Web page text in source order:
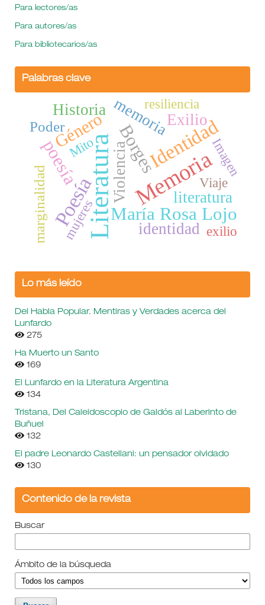
Para lectores/as
Para autores/as
Para bibliotecarios/as
Palabras clave
Literatura Memoria
Poesía
Identidad
María Rosa Lojo
Borges
poesía
Género
Violencia
memoria
Historia
Exilio
literatura
identidad
Poder
marginalidad mujeres
Viaje
Mito
exilio
resiliencia
Imagen
Lo más leído
Del Habla Popular. Mentiras y Verdades acerca del
Lunfardo
275
Ha Muerto un Santo
169
El Lunfardo en la Literatura Argentina
134
Tristana, Del Caleidoscopio de Galdós al Laberinto de
Buñuel
132
El padre Leonardo Castellani: un pensador olvidado
130
Contenido de la revista
Buscar
Ámbito de la búsqueda